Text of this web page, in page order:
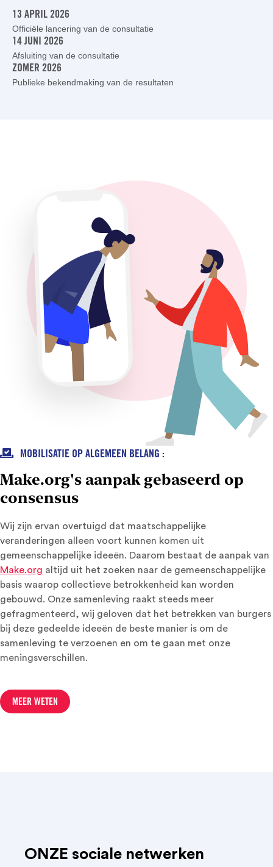
13 APRIL 2026
Officiële lancering van de consultatie
14 JUNI 2026
Afsluiting van de consultatie
ZOMER 2026
Publieke bekendmaking van de resultaten
 MOBILISATIE OP ALGEMEEN BELANG :
Make.org's aanpak gebaseerd op
consensus
Wij zijn ervan overtuigd dat maatschappelijke
veranderingen alleen voort kunnen komen uit
gemeenschappelijke ideeën. Daarom bestaat de aanpak van
Make.org altijd uit het zoeken naar de gemeenschappelijke
basis waarop collectieve betrokkenheid kan worden
gebouwd. Onze samenleving raakt steeds meer
gefragmenteerd, wij geloven dat het betrekken van burgers
bij deze gedeelde ideeën de beste manier is om de
samenleving te verzoenen en om te gaan met onze
meningsverschillen.
MEER WETEN
ONZE sociale netwerken